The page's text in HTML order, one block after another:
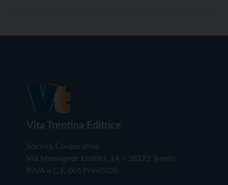
Vita Trentina Editrice
Società Cooperativa
Via Monsignor Endrici, 14 – 38122 Trento
P.IVA e C.F. 00199960220